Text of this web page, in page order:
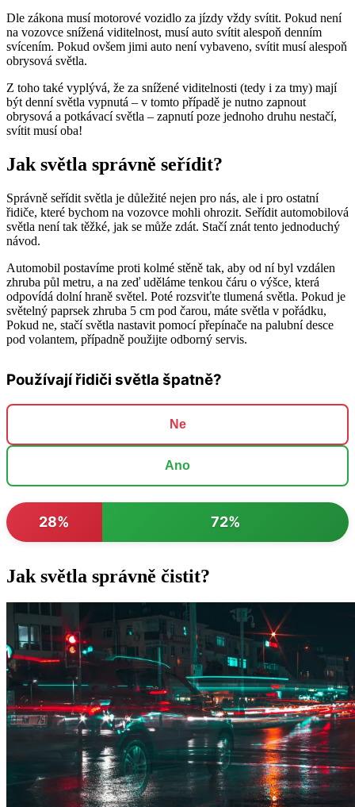
Dle zákona musí motorové vozidlo za jízdy vždy svítit. Pokud není
na vozovce snížená viditelnost, musí auto svítit alespoň denním
svícením. Pokud ovšem jimi auto není vybaveno, svítit musí alespoň
obrysová světla.
Z toho také vyplývá, že za snížené viditelnosti (tedy i za tmy) mají
být denní světla vypnutá – v tomto případě je nutno zapnout
obrysová a potkávací světla – zapnutí poze jednoho druhu nestačí,
svítit musí oba!
Jak světla správně seřídit?
Správně seřídit světla je důležité nejen pro nás, ale i pro ostatní
řidiče, které bychom na vozovce mohli ohrozit. Seřídit automobilová
světla není tak těžké, jak se může zdát. Stačí znát tento jednoduchý
návod.
Automobil postavíme proti kolmé stěně tak, aby od ní byl vzdálen
zhruba půl metru, a na zeď uděláme tenkou čáru o výšce, která
odpovídá dolní hraně světel. Poté rozsviťte tlumená světla. Pokud je
světelný paprsek zhruba 5 cm pod čarou, máte světla v pořádku,
Pokud ne, stačí světla nastavit pomocí přepínače na palubní desce
pod volantem, případně použijte odborný servis.
Používají řidiči světla špatně?
Ne
Ano
28% 72%
Jak světla správně čistit?